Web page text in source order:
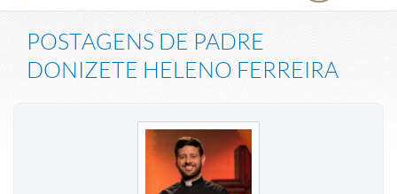
POSTAGENS DE PADRE
DONIZETE HELENO FERREIRA